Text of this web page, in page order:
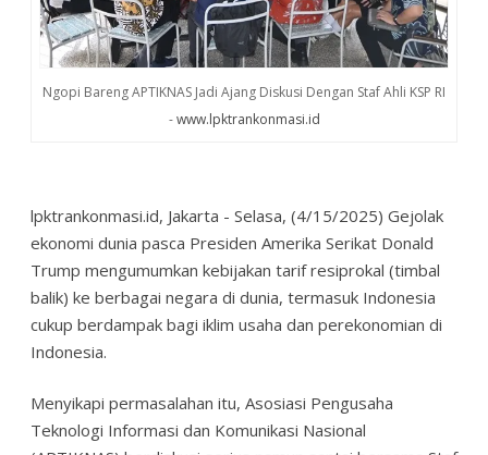
Ngopi Bareng APTIKNAS Jadi Ajang Diskusi Dengan Staf Ahli KSP RI
-www.lpktrankonmasi.id
lpktrankonmasi.id, Jakarta - Selasa, (4/15/2025) Gejolak
ekonomi dunia pasca Presiden Amerika Serikat Donald
Trump mengumumkan kebijakan tarif resiprokal (timbal
balik) ke berbagai negara di dunia, termasuk Indonesia
cukup berdampak bagi iklim usaha dan perekonomian di
Indonesia.
Menyikapi permasalahan itu, Asosiasi Pengusaha
Teknologi Informasi dan Komunikasi Nasional